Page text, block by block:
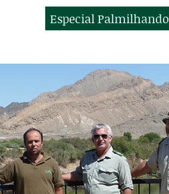
Especial Palmilhando